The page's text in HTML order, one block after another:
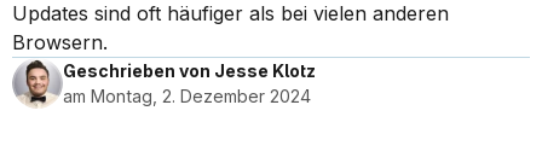
Updates sind oft häufiger als bei vielen anderen
Browsern.
Geschrieben von Jesse Klotz
am Montag, 2. Dezember 2024